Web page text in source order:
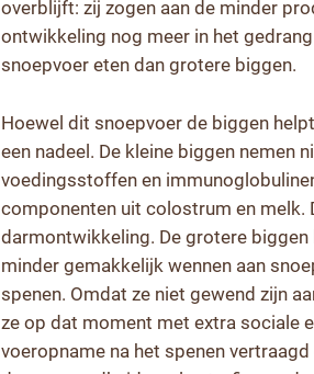
overblijft: zij zogen aan de minder
ontwikkeling nog meer in het
snoepvoer eten dan grotere biggen.
Hoewel dit snoepvoer de biggen
een nadeel. De kleine biggen nemen
voedingsstoffen en
componenten uit colostrum en melk.
darmontwikkeling. De grotere
minder gemakkelijk wennen aan
spenen. Omdat ze niet gewend zijn
ze op dat moment met extra sociale
voeropname na het spenen